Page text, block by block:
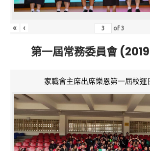
« ‹ of3
第一屆常務委員會
家職會主席出席樂恩第一屆校運